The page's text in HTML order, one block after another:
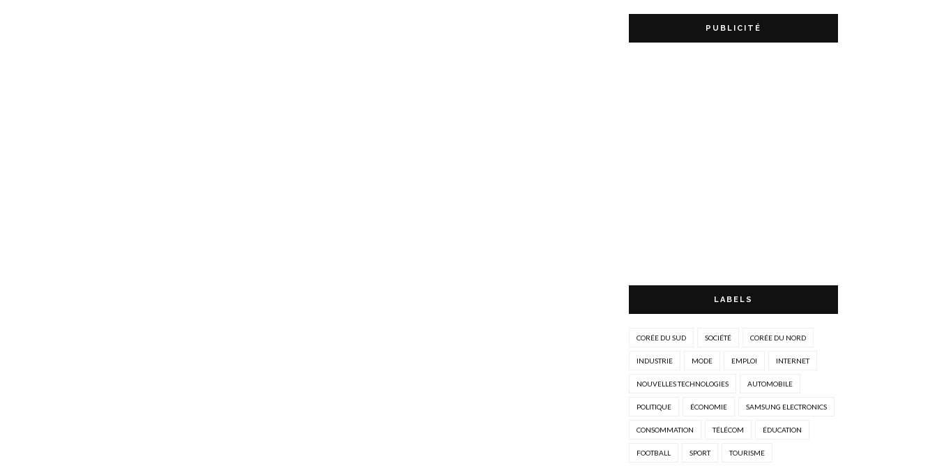
PUBLICITÉ
LABELS
CORÉE DU SUD SOCIÉTÉ CORÉE DU NORD
INDUSTRIE MODE EMPLOI INTERNET
NOUVELLES TECHNOLOGIES AUTOMOBILE
POLITIQUE ÉCONOMIE SAMSUNG ELECTRONICS
CONSOMMATION TÉLÉCOM ÉDUCATION
FOOTBALL SPORT TOURISME